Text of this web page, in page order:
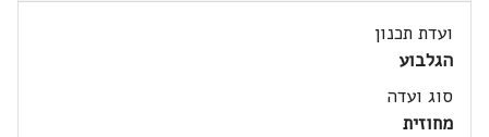
ועדת תכנון
הגלבוע
סוג ועדה
מחוזית